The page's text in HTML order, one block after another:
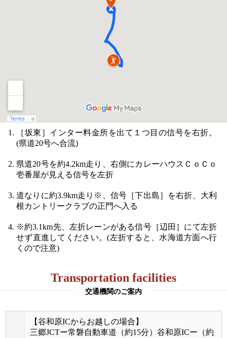
［坂東］インター料金所を出て１つ目の信号を右折。
(県道20号へ合流)
県道20号を約4.2km走り、右側にカレーハウスＣｏＣｏ
壱番屋が見える信号を左折
道なりに約3.9km走り※、信号［下出島］を右折、大利
根カントリークラブの正門へ入る
※約3.1km先、左折レーンがある信号［辺田］にて左折
せず直進してください。(左折すると、水海道方面へ行
くので注意)
Transportation facilities
交通機関のご案内
【谷和原ICからお越しの場合】
三郷JCTー常磐自動車道（約15分）谷和原ICー（約